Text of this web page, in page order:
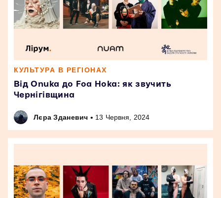
КУЛЬТУРА В РЕГІОНАХ
Від Onuka до Foa Hoka: як звучить
Чернігівщина
Лєра Зданевич • 13 Червня, 2024